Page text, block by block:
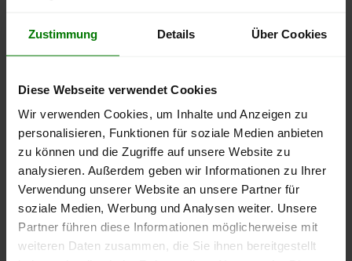
Zustimmung Details Über Cookies
Diese Webseite verwendet Cookies
Wir verwenden Cookies, um Inhalte und Anzeigen zu
personalisieren, Funktionen für soziale Medien anbieten
zu können und die Zugriffe auf unsere Website zu
analysieren. Außerdem geben wir Informationen zu Ihrer
Verwendung unserer Website an unsere Partner für
soziale Medien, Werbung und Analysen weiter. Unsere
Partner führen diese Informationen möglicherweise mit
weiteren Daten zusammen, die Sie ihnen bereitgestellt
lose Ware Sackware
September
Januar
Mai
250 €
400 €
Die aktuelle Preisentwicklung für Holzpellets in Deutschland
können Sie jederzeit auf unsererPelletspreise-Seite
nachvollziehen.